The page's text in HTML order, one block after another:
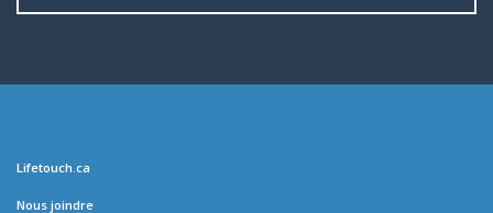
Lifetouch.ca
Nous joindre